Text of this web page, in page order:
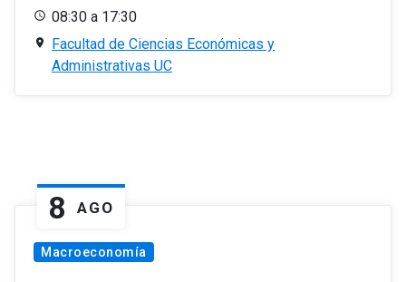
08:30 a 17:30
Facultad de Ciencias Económicas y
Administrativas UC
8 AGO
Macroeconomía